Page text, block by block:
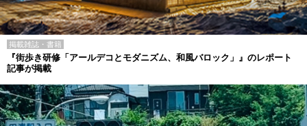
掲載雑誌・書籍
『街歩き研修「アールデコとモダニズム、和風バロック」』のレポート
記事が掲載